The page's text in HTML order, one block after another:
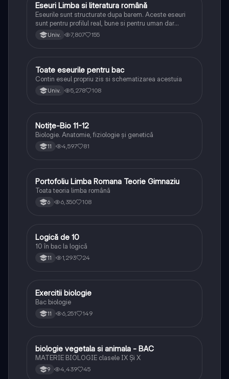
Limba și literatura română
Eseuri Limba si literatura română
Eseurile sunt structurate dupa barem. Aceste eseuri
sunt pentru profilul real, bune si pentru uman dar
lipsesc relatiile dintre personaje si caracrerizarile.
Univ. 7,807 155
Limba și literatura română
Toate eseurile pentru bac
Contin eseul propriu zis si schematizarea acestuia
Univ. 5,278 108
Biologie
Notițe-Bio 11-12
Biologie. Anatomie, fiziologie și genetică
11 4,597 81
Limba și literatura română
Portofoliu Limba Romana Teorie Gimnaziu
Toata teoria limba română
6 6,350 108
Logică
Logică de 10
10 în bac la logică
11 1,293 24
Biologie
Exercitii biologie
Bac biologie
11 6,251 149
Biologie
biologie vegetala si animala - BAC
MATERIE BIOLOGIE clasele IX Şi X
9 4,439 45